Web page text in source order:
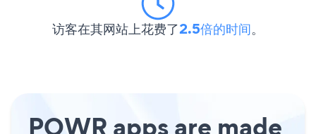
访客在其网站上花费了2.5倍的时间。
POWR apps are made